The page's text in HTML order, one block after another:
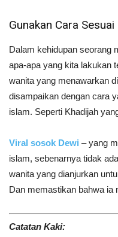
Gunakan Cara
Dalam kehidupan seorang
apa-apa yang kita lakukan
wanita yang menawarkan
disampaikan dengan cara
islam. Seperti Khadijah
Viral sosok Dewi – yang
islam, sebenarnya tidak
wanita yang dianjurkan
Dan memastikan bahwa ia
Catatan Kaki: